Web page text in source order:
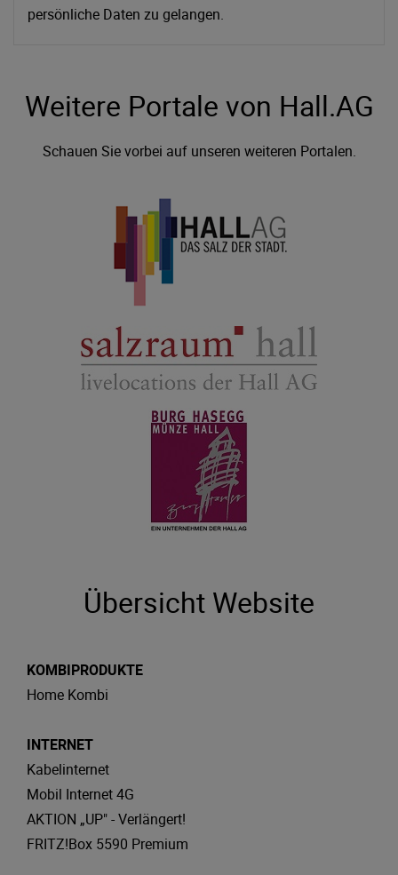
persönliche Daten zu gelangen.
Weitere Portale von Hall.AG
Schauen Sie vorbei auf unseren weiteren Portalen.
Übersicht Website
KOMBIPRODUKTE
Home Kombi
INTERNET
Kabelinternet
Mobil Internet 4G
AKTION „UP" - Verlängert!
FRITZ!Box 5590 Premium